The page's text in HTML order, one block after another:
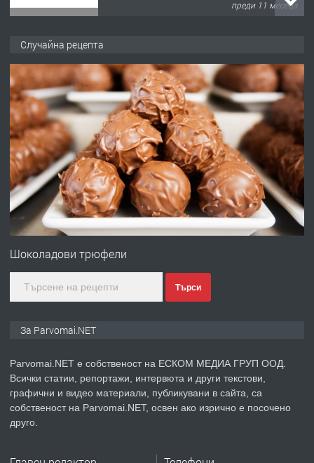
преди 11 месеца
преди 1 година
ПРЕДЛАГА Работа за общи работници
преди 1 година
ПРЕДЛАГА
Първи поход "По стъпките на Ангел
преди 1 година
ПРЕДЛАГА Уроци по Математика
Случайна рецепта
Шоколадови трюфели
Търси
За Parvomai.NET
Parvomai.NET е собственост на ЕСКОМ МЕДИА ГРУП ООД.
Всички статии, репортажи, интервюта и други текстови,
графични и видео материали, публикувани в сайта, са
собственост на Parvomai.NET, освен ако изрично е посочено
друго.